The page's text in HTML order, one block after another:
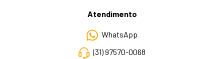
Atendimento
WhatsApp
(31) 97570-0068